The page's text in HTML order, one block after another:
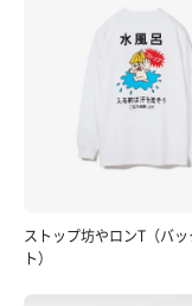
ストップ坊やロンT（バ
ト）